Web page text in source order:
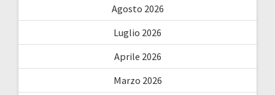
Agosto 2026
Luglio 2026
Aprile 2026
Marzo 2026